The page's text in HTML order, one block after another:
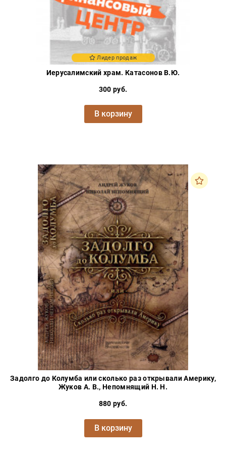
Лидер продаж
Иерусалимский храм. Катасонов В.Ю.
300 руб.
В корзину
Задолго до Колумба или сколько раз открывали Америку,
Жуков А. В., Непомнящий Н. Н.
880 руб.
В корзину